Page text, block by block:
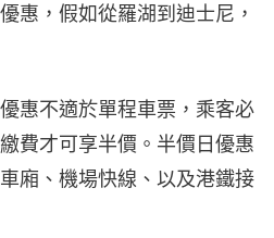
惠，假如從羅湖到迪士尼，
惠不適於單程車票，乘客必
費才可享半價。半價日優惠
廂、機場快線、以及港鐵接